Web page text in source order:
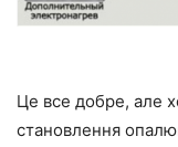
Це все добре, але
становлення